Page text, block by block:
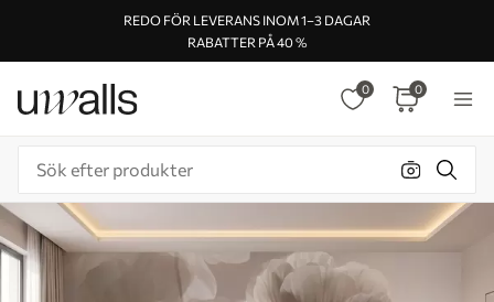
REDO FÖR LEVERANS INOM 1–3 DAGAR
RABATTER PÅ 40 %
0 0